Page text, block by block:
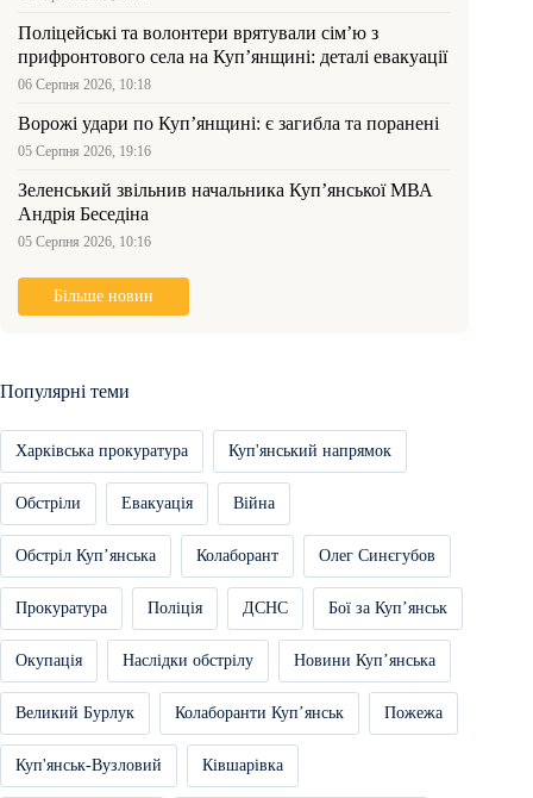
Поліцейські та волонтери врятували сім’ю з
прифронтового села на Куп’янщині: деталі евакуації
06 Серпня 2026, 10:18
Ворожі удари по Куп’янщині: є загибла та поранені
05 Серпня 2026, 19:16
Зеленський звільнив начальника Купʼянської МВА
Андрія Беседіна
05 Серпня 2026, 10:16
Більше новин
Популярні теми
Харківська прокуратура Куп'янський напрямок
Обстріли Евакуація Війна
Обстріл Купʼянська Колаборант Олег Синєгубов
Прокуратура Поліція ДСНС Бої за Купʼянськ
Окупація Наслідки обстрілу Новини Купʼянська
Великий Бурлук Колаборанти Купʼянськ Пожежа
Куп'янськ-Вузловий Ківшарівка